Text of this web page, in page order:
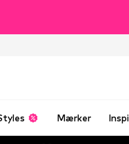
Mærker